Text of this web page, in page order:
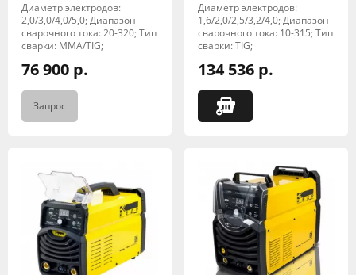
Диаметр электродов:
2,0/3,0/4,0/5,0; Диапазон
сварочного тока: 20-320; Тип
сварки: MMA/TIG;
76 900 р.
Запрос
Диаметр электродов:
1,6/2,0/2,5/3,2/4,0; Диапазон
сварочного тока: 10-315; Тип
сварки: TIG;
134 536 р.